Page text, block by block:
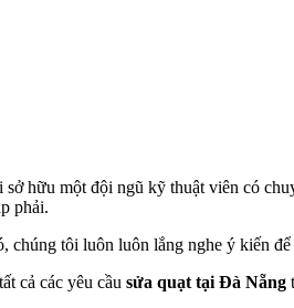
hữu một đội ngũ kỹ thuật viên có
phải.
tôi luôn luôn lắng nghe ý kiến
cả các yêu cầu sửa quạt tại Đà Nẵng